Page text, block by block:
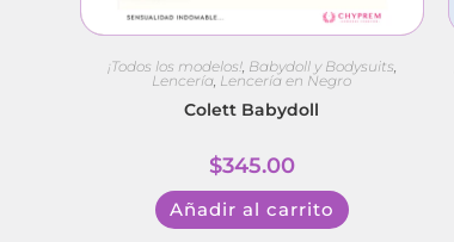
¡Todos los modelos!, Babydoll y Bodysuits
Lencería Lencería en Negro
Colett Babydoll
$345.00
Añadir al carrito